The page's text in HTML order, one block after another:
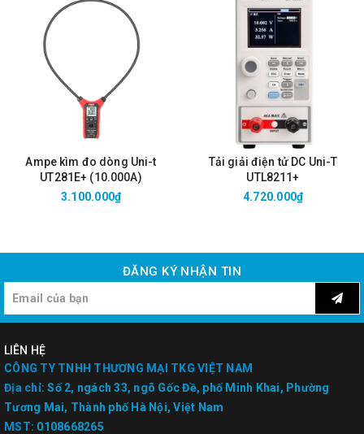
Ampe kìm đo dòng Uni-t
UT281E+ (10.000A)
3.100.000₫
Tải giải điện tử DC Uni-T
UTL8211+
4.720.000₫
ĐĂNG KÝ NHẬN TIN
LIÊN HỆ
CÔNG TY TNHH THƯƠNG MẠI TKG VIỆT NAM
Địa chỉ: Số 2, ngách 33, ngõ Gốc Đề, phố Minh Khai, Phường
Tương Mai, Thành phố Hà Nội, Việt Nam
MST: 0108668265